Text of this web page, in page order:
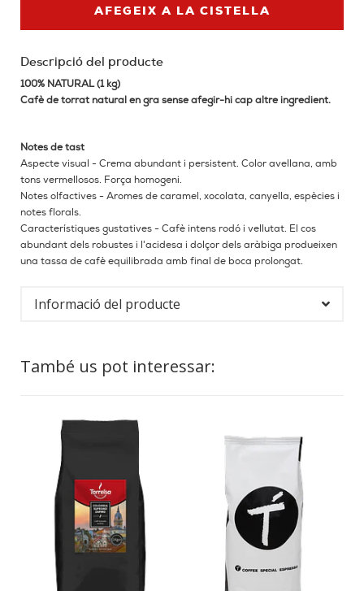
AFEGEIX A LA CISTELLA
Descripció del producte
100% NATURAL (1 kg)
Cafè de torrat natural en gra sense afegir-hi cap altre ingredient.
Notes de tast
Aspecte visual - Crema abundant i persistent. Color avellana, amb
tons vermellosos. Força homogeni.
Notes olfactives - Aromes de caramel, xocolata, canyella, espècies i
notes florals.
Característiques gustatives - Cafè intens rodó i vellutat. El cos
abundant dels robustes i l'acidesa i dolçor dels aràbiga produeixen
una tassa de cafè equilibrada amb final de boca prolongat.
Informació del producte
També us pot interessar: